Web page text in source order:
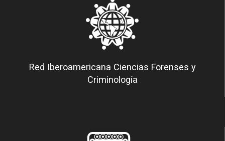
Red Iberoamericana Ciencias Forenses y
Criminología